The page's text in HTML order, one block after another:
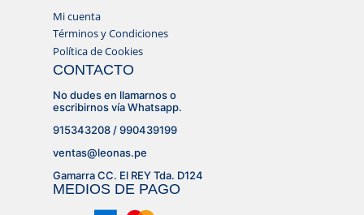
Mi cuenta
Términos y Condiciones
Política de Cookies
CONTACTO
No dudes en llamarnos o
escribirnos vía Whatsapp.
915343208 / 990439199
ventas@leonas.pe
Gamarra CC. El REY Tda. D124
MEDIOS DE PAGO